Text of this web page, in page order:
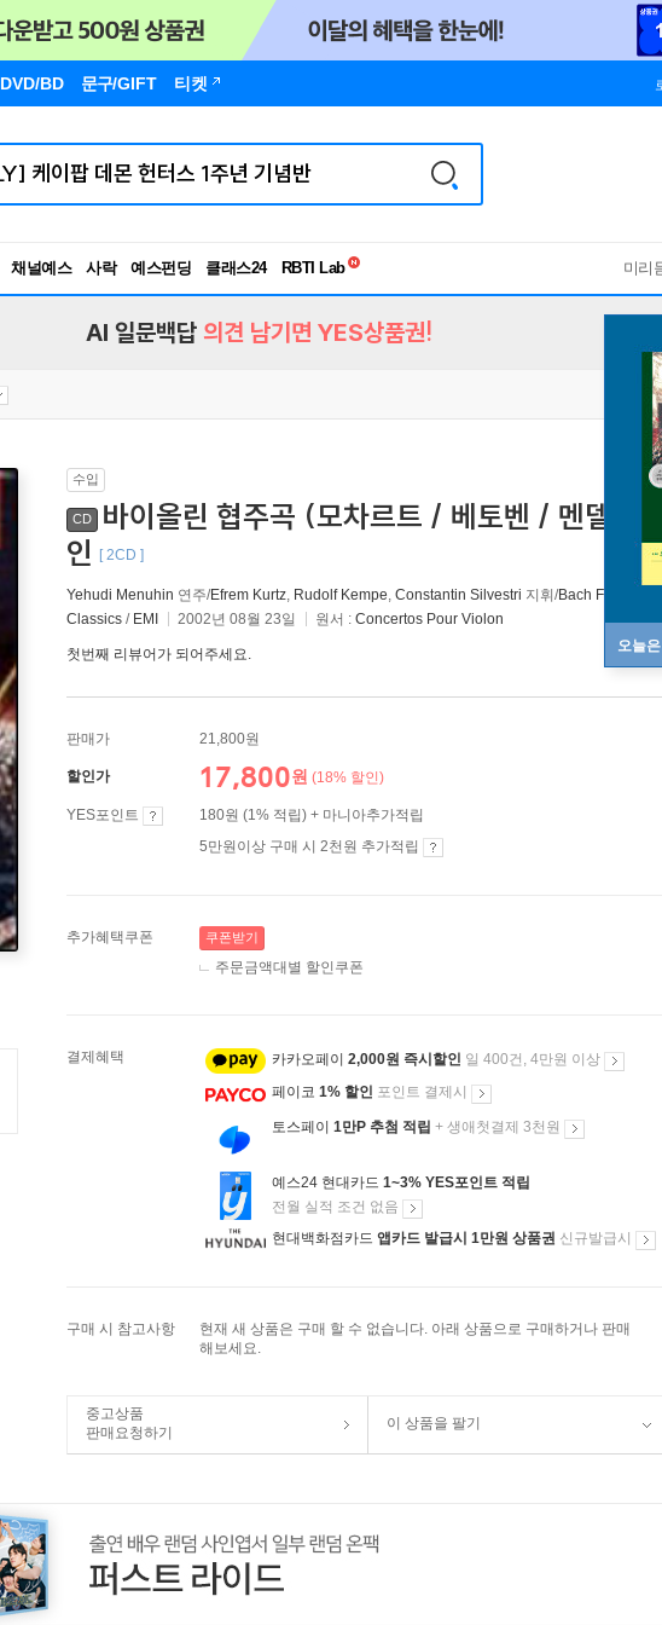
DVD/BD 문구/GIFT 티켓
채널예스 사락 예스펀딩 클래스24
독서유형검사
미리
오늘
AI 일문백답 의견 남기면 YES상품권!
수입
CD
바이올린 협주곡 (모차르트 / 베토벤 / 멘델스
인
[ 2CD ]
Yehudi Menuhin 연주/Efrem Kurtz, Rudolf Kempe, Constantin Silvestri 지휘/Bach Festival
Classics / EMI 2002년 08월 23일 원서 : Concertos Pour Violon
첫번째 리뷰어가 되어주세요.
판매가 21,800원
할인가 17,800원 (18% 할인)
YES포인트
180원 (1% 적립) + 마니아추가적립
5만원이상 구매 시 2천원 추가적립
추가혜택쿠폰 쿠폰받기
주문금액대별 할인쿠폰
결제혜택 카카오페이 2,000원 즉시할인 일 400건, 4만원 이상
페이코 1% 할인 포인트 결제시
토스페이 1만P 추첨 적립 + 생애첫결제 3천원
예스24 현대카드 1~3% YES포인트 적립
전월 실적 조건 없음
현대백화점카드 앱카드 발급시 1만원 상품권 신규발급시
구매 시 참고사항
현재 새 상품은 구매 할 수 없습니다. 아래 상품으로 구매하거나 판매
해보세요.
중고상품
판매요청하기
이 상품을 팔기